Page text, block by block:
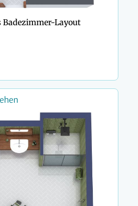
Badezimmer-Layout